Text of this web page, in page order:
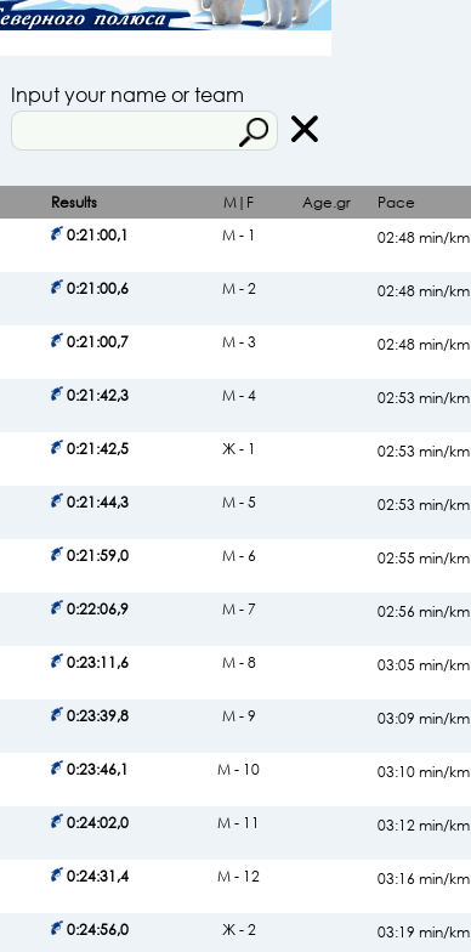
Input your name or team
Results M|F Age.gr
Pace
0:21:00,1 М - 1 02:48 min/km
0:21:00,6 М - 2 02:48 min/km
0:21:00,7 М - 3 02:48 min/km
0:21:42,3 М - 4 02:53 min/km
0:21:42,5 Ж - 1 02:53 min/km
0:21:44,3 М - 5 02:53 min/km
0:21:59,0 М - 6 02:55 min/km
0:22:06,9 М - 7 02:56 min/km
0:23:11,6 М - 8 03:05 min/km
0:23:39,8 М - 9 03:09 min/km
0:23:46,1 М - 10 03:10 min/km
0:24:02,0 М - 11 03:12 min/km
0:24:31,4 М - 12 03:16 min/km
0:24:56,0 Ж - 2 03:19 min/km